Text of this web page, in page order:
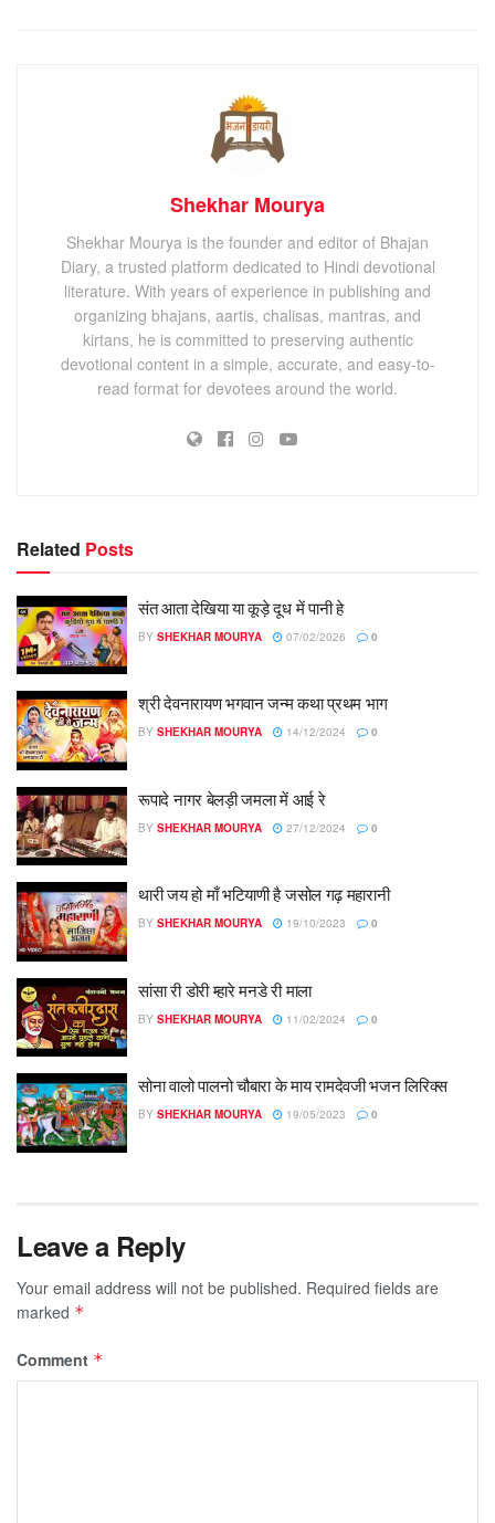
Shekhar Mourya
Shekhar Mourya is the founder and editor of Bhajan
Diary, a trusted platform dedicated to Hindi devotional
literature. With years of experience in publishing and
organizing bhajans, aartis, chalisas, mantras, and
kirtans, he is committed to preserving authentic
devotional content in a simple, accurate, and easy-to-
read format for devotees around the world.
Related Posts
संत आता देखिया या कूड़े दूध में पानी हे
BY SHEKHAR MOURYA 07/02/2026 0
श्री देवनारायण भगवान जन्म कथा प्रथम भाग
BY SHEKHAR MOURYA 14/12/2024 0
रूपादे नागर बेलड़ी जमला में आई रे
BY SHEKHAR MOURYA 27/12/2024 0
थारी जय हो माँ भटियाणी है जसोल गढ़ महारानी
BY SHEKHAR MOURYA 19/10/2023 0
सांसा री डोरी म्हारे मनडे री माला
BY SHEKHAR MOURYA 11/02/2024 0
सोना वालो पालनो चौबारा के माय रामदेवजी भजन लिरिक्स
BY SHEKHAR MOURYA 19/05/2023 0
Leave a Reply
Your email address will not be published. Required fields are
marked *
Comment *